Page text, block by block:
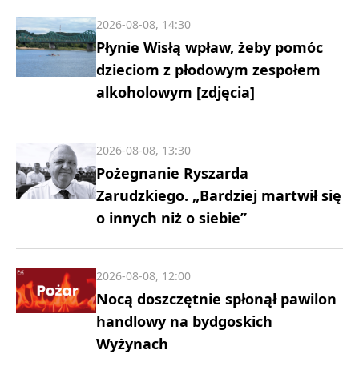
Płynie Wisłą wpław, żeby pomóc
dzieciom z płodowym zespołem
alkoholowym [zdjęcia]
2026-08-08, 14:30
Pożegnanie Ryszarda
Zarudzkiego. „Bardziej martwił się
o innych niż o siebie”
2026-08-08, 13:30
Nocą doszczętnie spłonął pawilon
handlowy na bydgoskich
Wyżynach
2026-08-08, 12:00